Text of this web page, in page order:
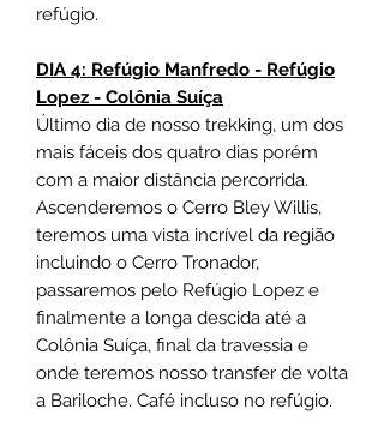
refúgio.
DIA 4: Refúgio Manfredo - Refúgio
Lopez - Colônia Suíça
Último dia de nosso trekking, um dos
mais fáceis dos quatro dias porém
com a maior distância percorrida.
Ascenderemos o Cerro Bley Willis,
teremos uma vista incrível da região
incluindo o Cerro Tronador,
passaremos pelo Refúgio Lopez e
finalmente a longa descida até a
Colônia Suíça, final da travessia e
onde teremos nosso transfer de volta
a Bariloche. Café incluso no refúgio.